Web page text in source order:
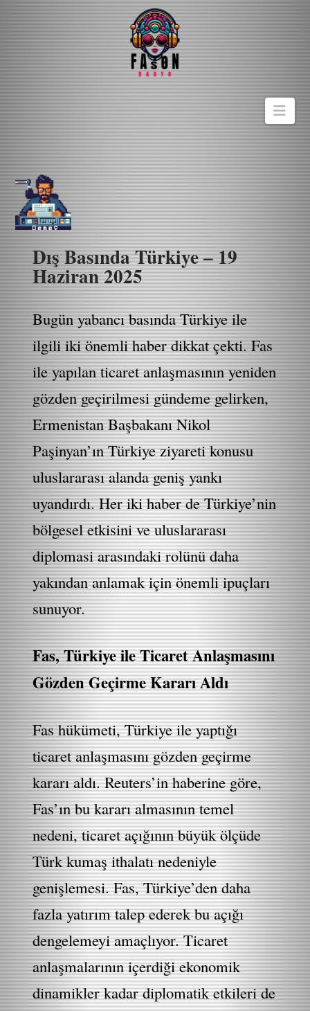
Dış Basında Türkiye – 19
Haziran 2025
Bugün yabancı basında Türkiye ile
ilgili iki önemli haber dikkat çekti. Fas
ile yapılan ticaret anlaşmasının yeniden
gözden geçirilmesi gündeme gelirken,
Ermenistan Başbakanı Nikol
Paşinyan’ın Türkiye ziyareti konusu
uluslararası alanda geniş yankı
uyandırdı. Her iki haber de Türkiye’nin
bölgesel etkisini ve uluslararası
diplomasi arasındaki rolünü daha
yakından anlamak için önemli ipuçları
sunuyor.
Fas, Türkiye ile Ticaret Anlaşmasını
Gözden Geçirme Kararı Aldı
Fas hükümeti, Türkiye ile yaptığı
ticaret anlaşmasını gözden geçirme
kararı aldı. Reuters’in haberine göre,
Fas’ın bu kararı almasının temel
nedeni, ticaret açığının büyük ölçüde
Türk kumaş ithalatı nedeniyle
genişlemesi. Fas, Türkiye’den daha
fazla yatırım talep ederek bu açığı
dengelemeyi amaçlıyor. Ticaret
anlaşmalarının içerdiği ekonomik
dinamikler kadar diplomatik etkileri de